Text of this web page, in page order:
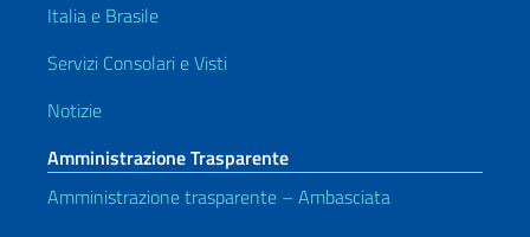
Italia e Brasile
Servizi Consolari e Visti
Notizie
Amministrazione Trasparente
Amministrazione trasparente – Ambasciata